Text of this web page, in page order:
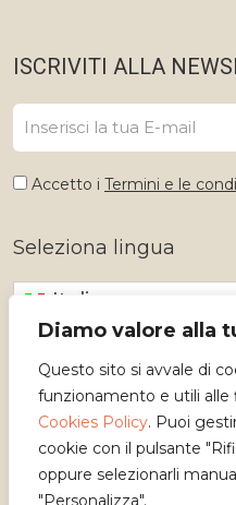
Diamo valore alla
Questo sito si avvale di
funzionamento e utili alle
Cookies Policy. Puoi
cookie con il pulsante
oppure selezionarli
"Personalizza".
ISCRIVITI ALLA
Accetto i Termini e le
Seleziona lingua
Italiano